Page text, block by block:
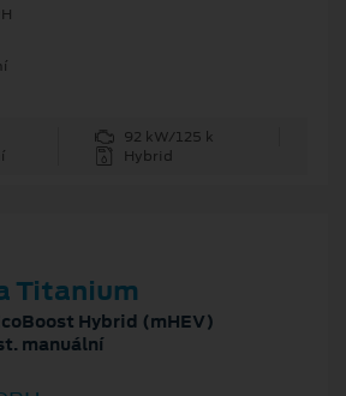
92 kW/125 k
Hybrid
Titanium
Hybrid (mHEV)
manuální